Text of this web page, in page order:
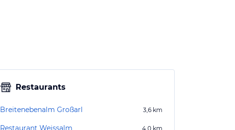
Restaurants
Breitenebenalm Großarl 3,6 km
Restaurant Weissalm 4,0 km